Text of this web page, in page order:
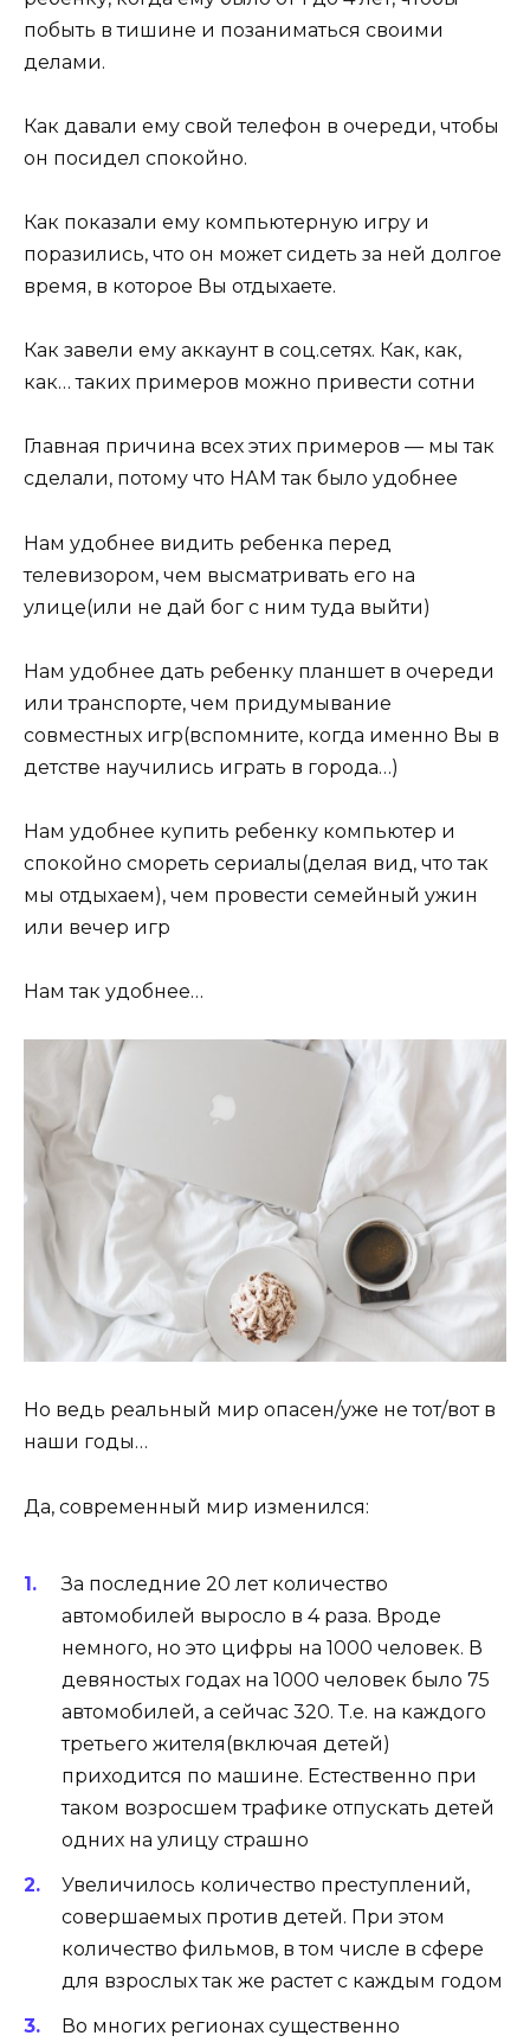
побыть в тишине и позаниматься своими
делами.
Как давали ему свой телефон в очереди, чтобы
он посидел спокойно.
Как показали ему компьютерную игру и
поразились, что он может сидеть за ней долгое
время, в которое Вы отдыхаете.
Как завели ему аккаунт в соц.сетях. Как, как,
как… таких примеров можно привести сотни
Главная причина всех этих примеров — мы так
сделали, потому что НАМ так было удобнее
Нам удобнее видить ребенка перед
телевизором, чем высматривать его на
улице(или не дай бог с ним туда выйти)
Нам удобнее дать ребенку планшет в очереди
или транспорте, чем придумывание
совместных игр(вспомните, когда именно Вы в
детстве научились играть в города…)
Нам удобнее купить ребенку компьютер и
спокойно смореть сериалы(делая вид, что так
мы отдыхаем), чем провести семейный ужин
или вечер игр
Нам так удобнее…
Но ведь реальный мир опасен/уже не тот/вот в
наши годы…
Да, современный мир изменился:
За последние 20 лет количество
автомобилей выросло в 4 раза. Вроде
немного, но это цифры на 1000 человек. В
девяностых годах на 1000 человек было 75
автомобилей, а сейчас 320. Т.е. на каждого
третьего жителя(включая детей)
приходится по машине. Естественно при
таком возросшем трафике отпускать детей
одних на улицу страшно
Увеличилось количество преступлений,
совершаемых против детей. При этом
количество фильмов, в том числе в сфере
для взрослых так же растет с каждым годом
Во многих регионах существенно